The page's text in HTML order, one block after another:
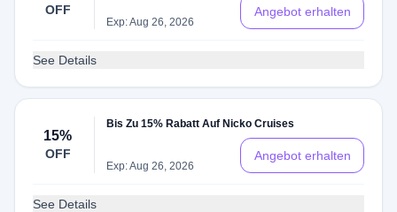
OFF
Exp: Aug 26, 2026
Angebot erhalten
See Details
15%
OFF
Bis Zu 15% Rabatt Auf Nicko Cruises
Exp: Aug 26, 2026
Angebot erhalten
See Details